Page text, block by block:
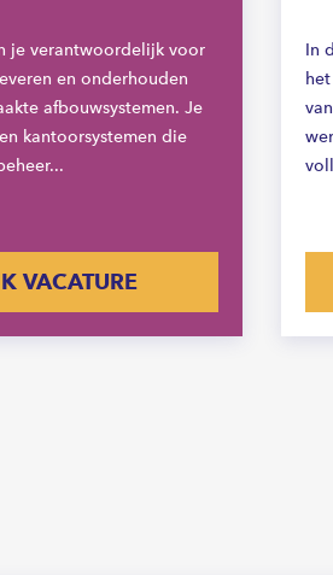
je verantwoordelijk voor
en onderhouden
afbouwsystemen. Je
kantoorsystemen die
VACATURE
In